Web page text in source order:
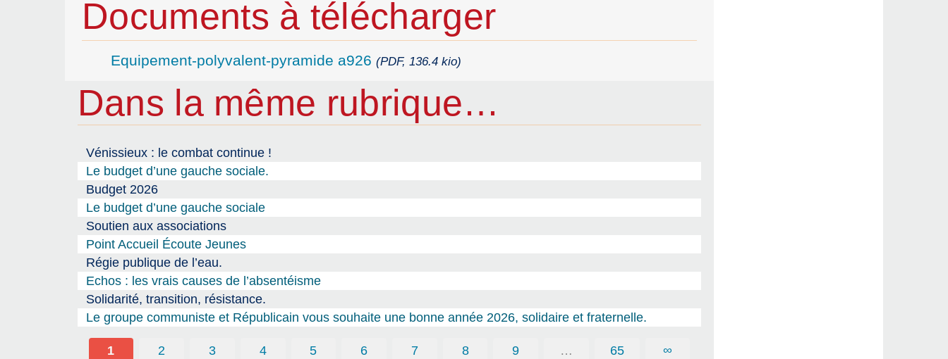
Documents à télécharger
Equipement-polyvalent-pyramide a926 (PDF, 136.4 kio)
Dans la même rubrique…
Vénissieux : le combat continue !
Le budget d’une gauche sociale.
Budget 2026
Le budget d’une gauche sociale
Soutien aux associations
Point Accueil Écoute Jeunes
Régie publique de l’eau.
Echos : les vrais causes de l’absentéisme
Solidarité, transition, résistance.
Le groupe communiste et Républicain vous souhaite une bonne année 2026, solidaire et fraternelle.
1 2 3 4 5 6 7 8 9 … 65 ∞